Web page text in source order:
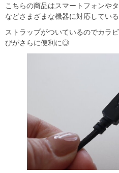
こちらの商品はスマートフォンや
などさまざまな機器に対応してい
ストラップがついているのでカラ
びがさらに便利に◎